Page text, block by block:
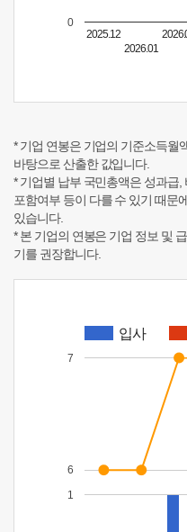
2025.12
2026.01
0
* 기업 연봉은 기업의 기준소득월
바탕으로 산출한 값입니다.
* 기업별 납부 국민총액은 성과급
포함여부 등이 다를 수 있기 때문
있습니다.
* 본 기업의 연봉은 기업 정보 및
기를 권장합니다.
입사
1
6
7